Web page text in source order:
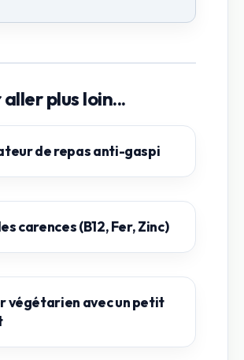
plus loin...
de repas anti-gaspi
carences (B12, Fer, Zinc)
végétarien avec un petit